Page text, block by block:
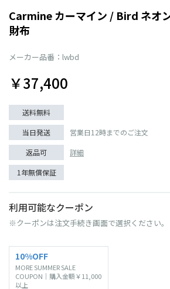
Carmine カーマイン / Bird ネオ
財布
メーカー品番：lwbd
￥37,400
送料無料
当日発送
営業日12時までのご注文
返品可
詳細
1年無償保証
利用可能なクーポン
※クーポンは注文手続き画面で選択ください。
10%OFF
MORE SUMMER SALE
COUPON｜購入金額￥11,000
以上